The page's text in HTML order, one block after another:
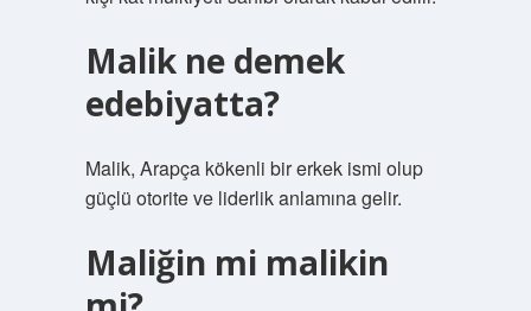
Malik ne demek
edebiyatta?
Malik, Arapça kökenli bir erkek ismi olup
güçlü otorite ve liderlik anlamına gelir.
Maliğin mi malikin